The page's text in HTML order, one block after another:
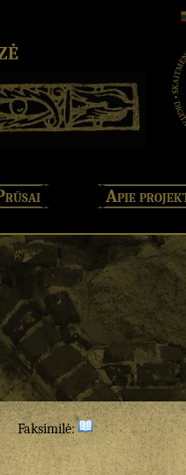
Apie
Faksimilė: